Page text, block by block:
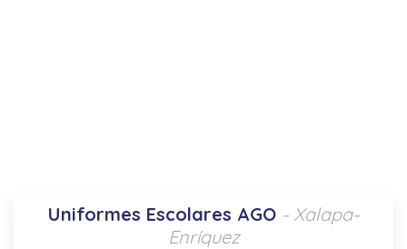
Uniformes Escolares AGO - Xalapa-
Enríquez